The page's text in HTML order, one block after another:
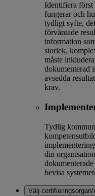
Identifiera först
fungerar och
tydligt syfte,
förväntade
information
storlek,
måste
dokumenterad
avsedda
krav.
Tydlig
din
bevisa
Välj